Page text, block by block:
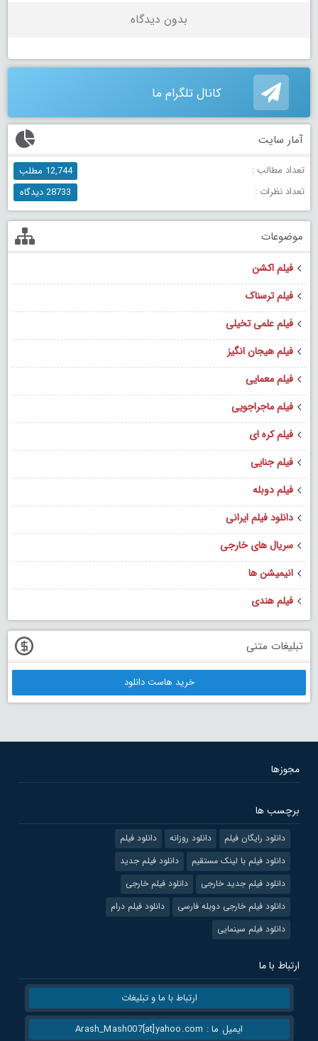
بدون دیدگاه
کانال تلگرام ما
آمار سایت
تعداد مطالب :
12,744 مطلب
تعداد نظرات :
28733 دیدگاه
موضوعات
فیلم اکشن
فیلم ترسناک
فیلم علمی تخیلی
فیلم هیجان انگیز
فیلم معمایی
فیلم ماجراجویی
فیلم کره ای
فیلم جنایی
فیلم دوبله
دانلود فیلم ایرانی
سریال های خارجی
انیمیشن ها
فیلم هندی
تبلیغات متنی
خرید هاست دانلود
مجوزها
برچسب ها
دانلود رایگان فیلم دانلود روزانه
دانلود فیلم
دانلود فیلم با لینک مستقیم
دانلود فیلم جدید
دانلود فیلم جدید خارجی
دانلود فیلم خارجی
دانلود فیلم خارجی دوبله فارسی
دانلود فیلم درام
دانلود فیلم سینمایی
ارتباط با ما
ارتباط با ما و تبلیغات
ایمیل ما : Arash_Mash007[at]yahoo.com